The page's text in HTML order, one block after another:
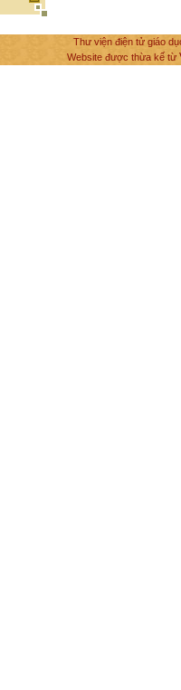
Thư viện điện tử giáo
Website được thừa kế từ